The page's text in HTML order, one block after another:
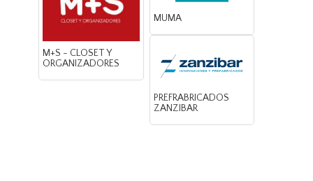
M+S - CLOSET Y
ORGANIZADORES
MUMA
PREFRABRICADOS
ZANZIBAR